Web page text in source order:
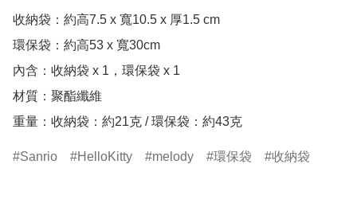
收納袋：約高7.5 x 寬10.5 x 厚1.5 cm
環保袋：約高53 x 寬30cm
內含：收納袋 x 1，環保袋 x 1
材質：聚酯纖維
重量：收納袋：約21克 / 環保袋：約43克
Sanrio HelloKitty melody 環保袋 收納袋